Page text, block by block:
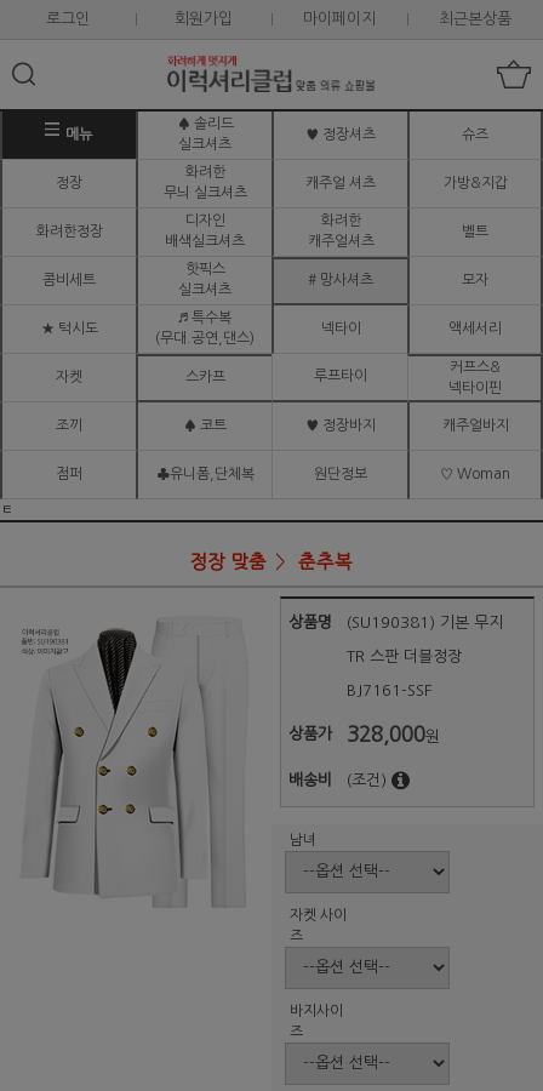
로그인 회원가입 마이페이지 최근본상품
메뉴
♠ 솔리드
실크셔츠
♥ 정장셔츠 슈즈
정장
화려한
무늬 실크셔츠
캐주얼 셔츠 가방&지갑
화려한정장
디자인
배색실크셔츠
화려한
캐주얼셔츠
벨트
콤비세트
핫픽스
실크셔츠
# 망사셔츠 모자
★ 턱시도
♬ 특수복
(무대.공연,댄스)
넥타이 액세서리
자켓 스카프 루프타이
커프스&
넥타이핀
조끼 ♠ 코트 ♥ 정장바지 캐주얼바지
점퍼 ♣유니폼,단체복 원단정보 ♡ Woman
ㅌ
정장 맞춤 춘추복
상품명 (SU190381) 기본 무지
TR 스판 더블정장
BJ7161-SSF
상품가 328,000원
배송비 (조건)
남녀
자켓 사이
즈
바지사이
즈